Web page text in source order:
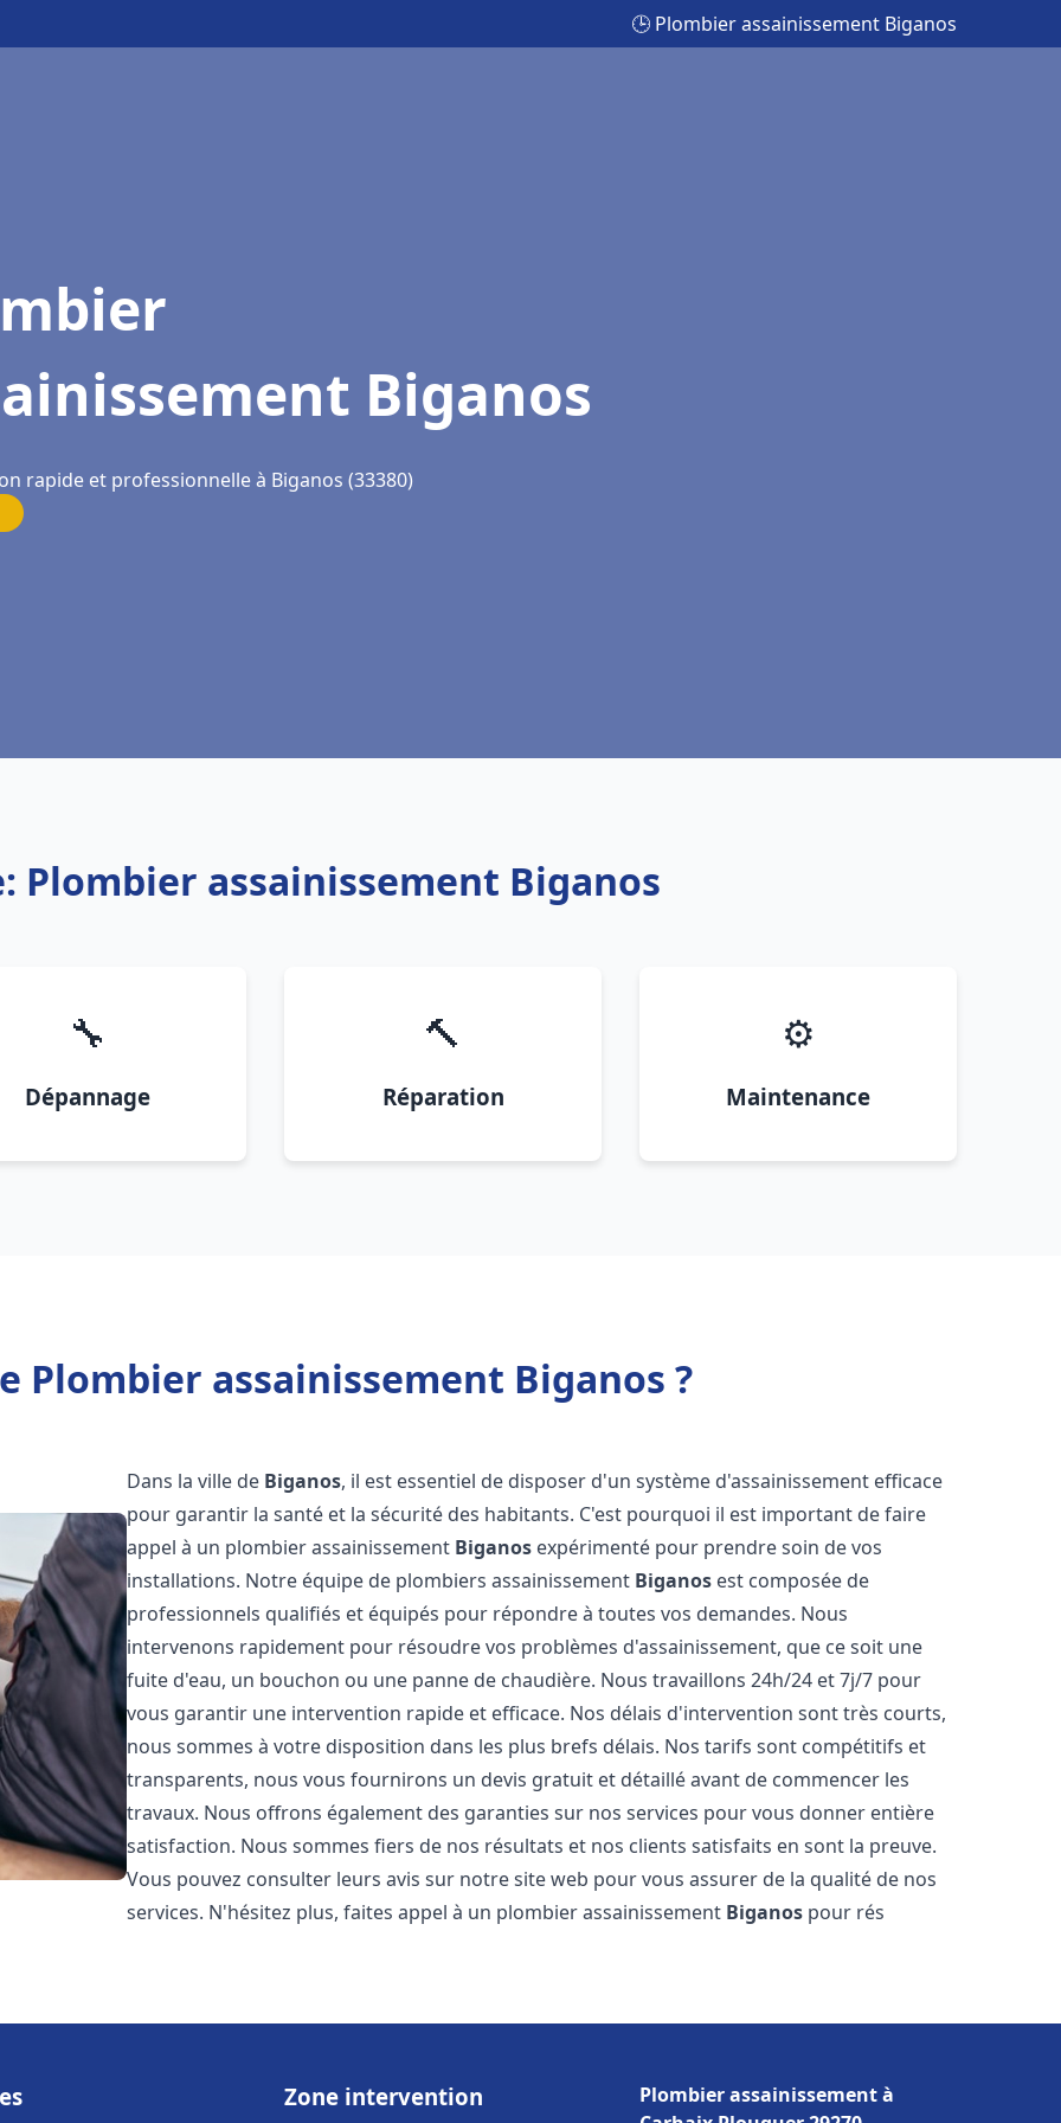
🕒 Plombier assainissement Biganos
Biganos
rapide et professionnelle à Biganos (33380)
Plombier assainissement Biganos
🔧
Dépannage
🔨
Réparation
⚙️
Maintenance
Plombier assainissement Biganos ?
Dans la ville de Biganos, il est essentiel de disposer d'un système d'assainissement efficace
pour garantir la santé et la sécurité des habitants. C'est pourquoi il est important de faire
appel à un plombier assainissement Biganos expérimenté pour prendre soin de vos
installations. Notre équipe de plombiers assainissement Biganos est composée de
professionnels qualifiés et équipés pour répondre à toutes vos demandes. Nous
intervenons rapidement pour résoudre vos problèmes d'assainissement, que ce soit une
fuite d'eau, un bouchon ou une panne de chaudière. Nous travaillons 24h/24 et 7j/7 pour
vous garantir une intervention rapide et efficace. Nos délais d'intervention sont très courts,
nous sommes à votre disposition dans les plus brefs délais. Nos tarifs sont compétitifs et
transparents, nous vous fournirons un devis gratuit et détaillé avant de commencer les
travaux. Nous offrons également des garanties sur nos services pour vous donner entière
satisfaction. Nous sommes fiers de nos résultats et nos clients satisfaits en sont la preuve.
Vous pouvez consulter leurs avis sur notre site web pour vous assurer de la qualité de nos
services. N'hésitez plus, faites appel à un plombier assainissement Biganos pour rés
Zone intervention
Plombier assainissement à